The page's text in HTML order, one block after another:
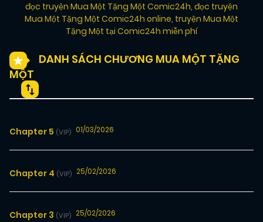
đọc truyện Mua Một Tặng Một Comic24h, đọc truyện
Mua Một Tặng Một Comic24h online, truyện Mua Một
Tặng Một tại Comic24h miễn phí
DANH SÁCH CHƯƠNG MUA MỘT TẶNG
MỘT
Chapter 5 (VIP) 01/03/2026
Chapter 4 (VIP) 25/02/2026
Chapter 3 (VIP) 25/02/2026